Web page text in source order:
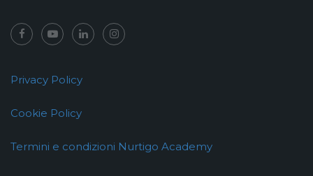
Privacy Policy
Cookie Policy
Termini e condizioni Nurtigo Academy